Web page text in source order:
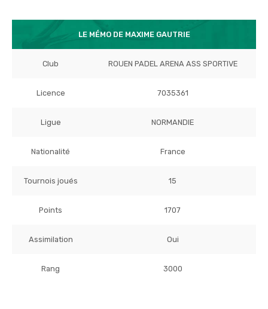
LE MÉMO DE MAXIME GAUTRIE
Club ROUEN PADEL ARENA ASS SPORTIVE
Licence 7035361
Ligue NORMANDIE
Nationalité France
Tournois joués 15
Points 1707
Assimilation Oui
Rang 3000